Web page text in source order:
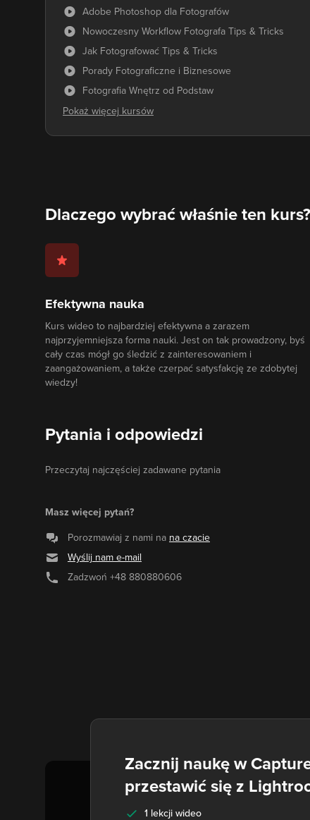
Adobe Photoshop dla Fotografów
Nowoczesny Workflow Fotografa Tips & Tricks
Jak Fotografować Tips & Tricks
Porady Fotograficzne i Biznesowe
Fotografia Wnętrz od Podstaw
Dlaczego wybrać właśnie ten kurs?
Efektywna nauka
Kurs wideo to najbardziej efektywna a zarazem
najprzyjemniejsza forma nauki. Jest on tak prowadzony, byś
cały czas mógł go śledzić z zainteresowaniem i
zaangażowaniem, a także czerpać satysfakcję ze zdobytej
wiedzy!
Pytania i odpowiedzi
Przeczytaj najczęściej zadawane pytania
Masz więcej pytań?
Porozmawiaj z nami na na czacie
Wyślij nam e-mail
Zadzwoń +48 880880606
Zacznij naukę w
przestawić się z
1 lekcji wideo